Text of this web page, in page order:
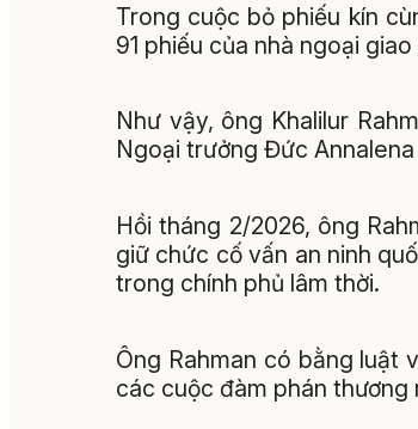
Trong cuộc bỏ phiếu kín
91 phiếu của nhà ngoại
Như vậy, ông Khalilur
Ngoại trưởng Đức
Hồi tháng 2/2026, ông
giữ chức cố vấn an ninh
trong chính phủ lâm thời.
Ông Rahman có bằng luật
các cuộc đàm phán thương